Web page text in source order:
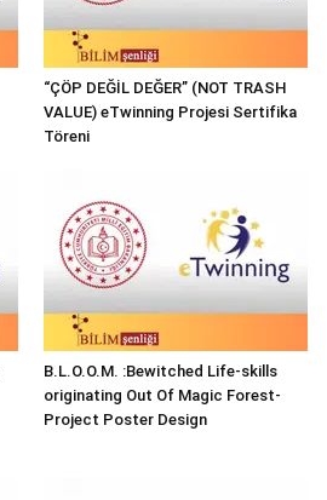
“ÇÖP DEĞİL DEĞER” (NOT TRASH
VALUE) eTwinning Projesi Sertifika
Töreni
B.L.O.O.M. :Bewitched Life-skills
originating Out Of Magic Forest-
Project Poster Design